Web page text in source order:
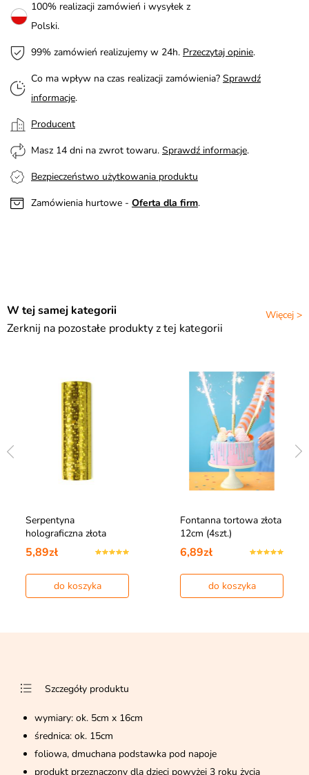
100% realizacji zamówień i wysyłek z
Polski.
99% zamówień realizujemy w 24h. Przeczytaj opinie.
Co ma wpływ na czas realizacji zamówienia? Sprawdź
informacje.
Producent
Masz 14 dni na zwrot towaru. Sprawdź informacje.
Bezpieczeństwo użytkowania produktu
Zamówienia hurtowe - Oferta dla firm.
Więcej >
W tej samej kategorii
Zerknij na pozostałe produkty z tej kategorii
Serpentyna
holograficzna złota
5,89zł
do koszyka
Fontanna tortowa złota
12cm (4szt.)
6,89zł
do koszyka
Szczegóły produktu
wymiary: ok. 5cm x 16cm
średnica: ok. 15cm
foliowa, dmuchana podstawka pod napoje
produkt przeznaczony dla dzieci powyżej 3 roku życia